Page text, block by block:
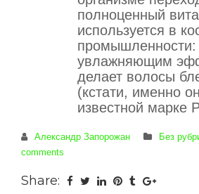
полноценный
используется в
промышленности:
увлажняющим
делает волосы
(кстати, именно
известной марке
Александр Запорожан Без
comments
Share: